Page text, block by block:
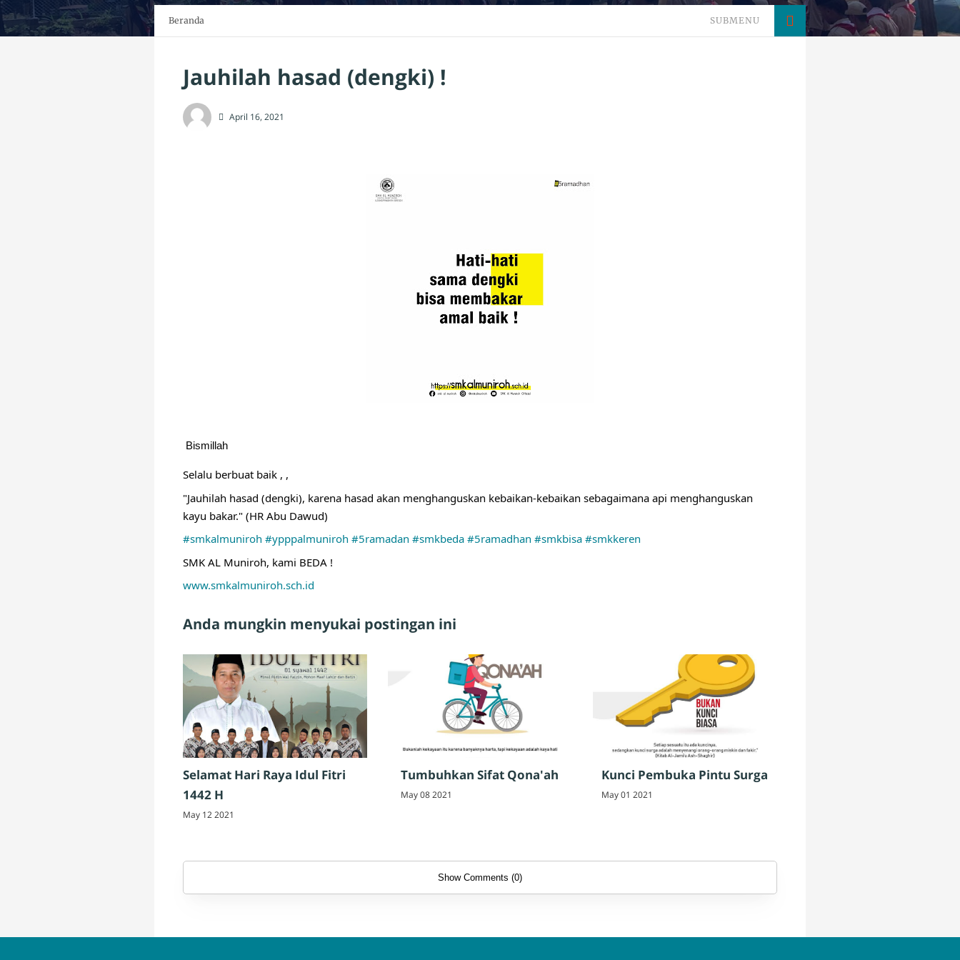
Beranda SUBMENU
Jauhilah hasad (dengki) !
April 16, 2021
Bismillah
Selalu berbuat baik , ,
"Jauhilah hasad (dengki), karena hasad akan menghanguskan kebaikan-kebaikan sebagaimana api menghanguskan
kayu bakar." (HR Abu Dawud)
#smkalmuniroh #ypppalmuniroh #5ramadan #smkbeda #5ramadhan #smkbisa #smkkeren
SMK AL Muniroh, kami BEDA !
www.smkalmuniroh.sch.id
Anda mungkin menyukai postingan ini
Selamat Hari Raya Idul Fitri
1442 H
May 12 2021
Tumbuhkan Sifat Qona'ah
May 08 2021
Kunci Pembuka Pintu Surga
May 01 2021
Show Comments (0)